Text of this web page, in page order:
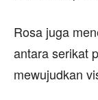
Rosa juga
antara serikat
mewujudkan